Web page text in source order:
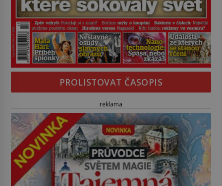
PROLISTOVAT ČASOPIS
reklama